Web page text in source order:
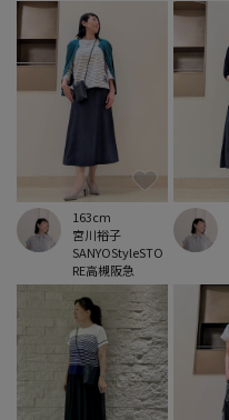
SANYOStyleSTO
RE高槻阪急
宮川裕子
163cm